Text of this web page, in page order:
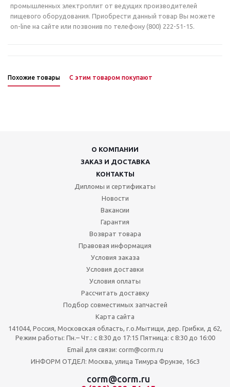
промышленных электроплит от ведущих производителей
пищевого оборудования. Приобрести данный товар Вы можете
on-line на сайте или позвонив по телефону (800) 222-51-15.
Похожие товары С этим товаром покупают
О КОМПАНИИ
ЗАКАЗ И ДОСТАВКА
КОНТАКТЫ
Дипломы и сертификаты
Новости
Вакансии
Гарантия
Возврат товара
Правовая информация
Условия заказа
Условия доставки
Условия оплаты
Рассчитать доставку
Подбор совместимых запчастей
Карта сайта
141044, Россия, Московская область, г.о.Мытищи, дер. Грибки, д 62,
Режим работы: Пн.– Чт.: с 8:30 до 17:15 Пятница: c 8:30 до 16:00
Email для связи: corm@corm.ru
ИНФОРМ ОТДЕЛ: Москва, улица Тимура Фрунзе, 16с3
corm@corm.ru